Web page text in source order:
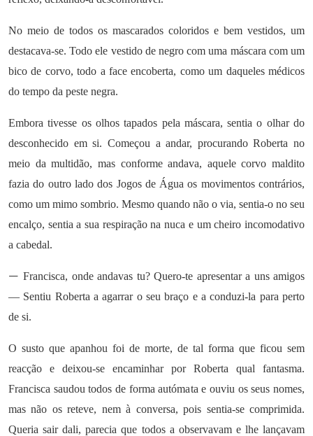
No meio de todos os mascarados coloridos e bem vestidos, um
destacava-se. Todo ele vestido de negro com uma máscara com um
bico de corvo, todo a face encoberta, como um daqueles médicos
do tempo da peste negra.
Embora tivesse os olhos tapados pela máscara, sentia o olhar do
desconhecido em si. Começou a andar, procurando Roberta no
meio da multidão, mas conforme andava, aquele corvo maldito
fazia do outro lado dos Jogos de Água os movimentos contrários,
como um mimo sombrio. Mesmo quando não o via, sentia-o no seu
encalço, sentia a sua respiração na nuca e um cheiro incomodativo
a cabedal.
—Francisca, onde andavas tu? Quero-te apresentar a uns amigos
— Sentiu Roberta a agarrar o seu braço e a conduzi-la para perto
de si.
O susto que apanhou foi de morte, de tal forma que ficou sem
reacção e deixou-se encaminhar por Roberta qual fantasma.
Francisca saudou todos de forma autómata e ouviu os seus nomes,
mas não os reteve, nem à conversa, pois sentia-se comprimida.
Queria sair dali, parecia que todos a observavam e lhe lançavam